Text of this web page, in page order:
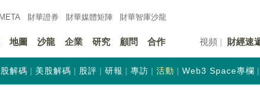
財華證券 財華媒體矩陣 財華智庫沙龍
地圖 沙龍 企業 研究 顧問 合作 視頻 財經速
解碼 美股解碼 股評 研報 專訪 活動 Web3 Space專欄